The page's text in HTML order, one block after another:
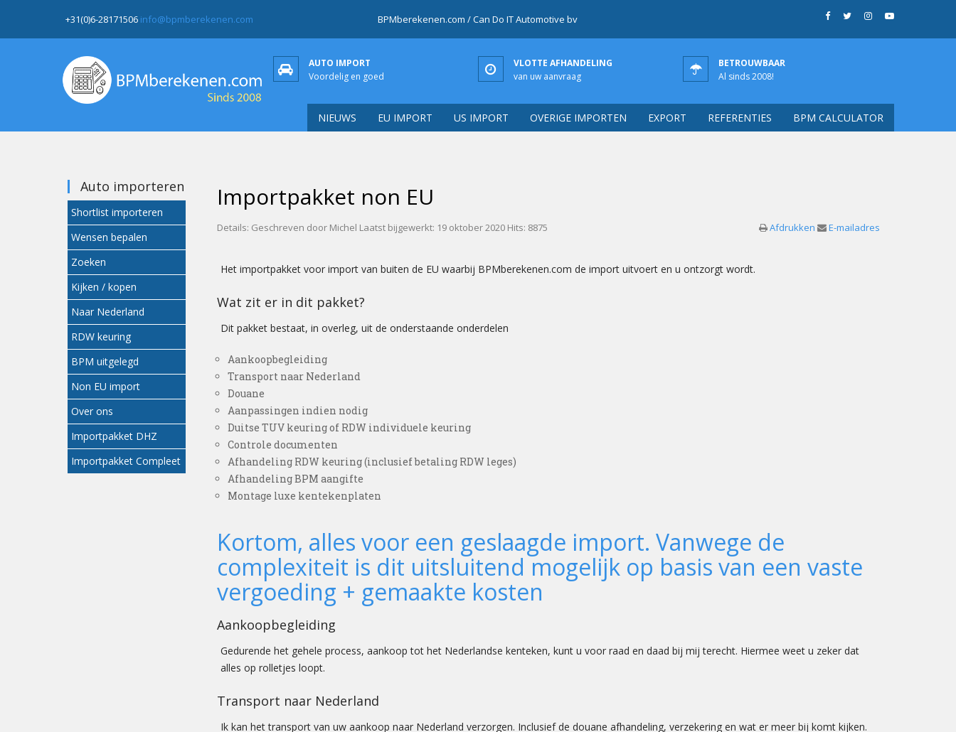
+31(0)6-28171506 info@bpmberekenen.com BPMberekenen.com / Can Do IT Automotive bv
AUTO IMPORT
Voordelig en goed
VLOTTE AFHANDELING
van uw aanvraag
BETROUWBAAR
Al sinds 2008!
NIEUWS EU IMPORT US IMPORT OVERIGE IMPORTEN EXPORT REFERENTIES BPM CALCULATOR
Auto importeren
Shortlist importeren
Wensen bepalen
Zoeken
Kijken / kopen
Naar Nederland
RDW keuring
BPM uitgelegd
Non EU import
Over ons
Importpakket DHZ
Importpakket Compleet
Importpakket non EU
Afdrukken E-mailadres
Details: Geschreven door Michel Laatst bijgewerkt: 19 oktober 2020 Hits: 8875
Het importpakket voor import van buiten de EU waarbij BPMberekenen.com de import uitvoert en u ontzorgt wordt.
Wat zit er in dit pakket?
Dit pakket bestaat, in overleg, uit de onderstaande onderdelen
Aankoopbegleiding
Transport naar Nederland
Douane
Aanpassingen indien nodig
Duitse TUV keuring of RDW individuele keuring
Controle documenten
Afhandeling RDW keuring (inclusief betaling RDW leges)
Afhandeling BPM aangifte
Montage luxe kentekenplaten
Kortom, alles voor een geslaagde import. Vanwege de
complexiteit is dit uitsluitend mogelijk op basis van een vaste
vergoeding + gemaakte kosten
Aankoopbegleiding
Gedurende het gehele process, aankoop tot het Nederlandse kenteken, kunt u voor raad en daad bij mij terecht. Hiermee weet u zeker dat
alles op rolletjes loopt.
Transport naar Nederland
Ik kan het transport van uw aankoop naar Nederland verzorgen. Inclusief de douane afhandeling, verzekering en wat er meer bij komt kijken.